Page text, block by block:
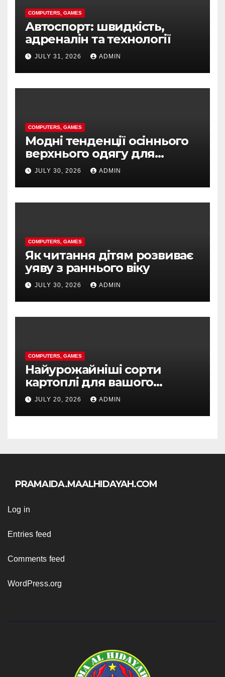
COMPUTERS, GAMES
Автоспорт: швидкість,
адреналін та технології
JULY 31, 2026 ADMIN
COMPUTERS, GAMES
Модні тенденції осіннього
верхнього одягу для
стильних українок
JULY 30, 2026 ADMIN
COMPUTERS, GAMES
Як читання дітям розвиває
уяву з раннього віку
JULY 30, 2026 ADMIN
COMPUTERS, GAMES
Найурожайніші сорти
картоплі для вашого
регіону та сезону
JULY 20, 2026 ADMIN
PRAMAIDA.MAALHIDAYAH.COM
Log in
Entries feed
Comments feed
WordPress.org